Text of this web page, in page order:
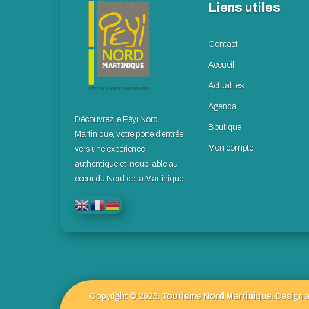
Découvrez le Péyi Nord
Martinique, votre porte d’entrée
vers une expérience
authentique et inoubliable au
cœur du Nord de la Martinique.
Liens utiles
Contact
Accueil
Actualités
Agenda
Boutique
Mon compte
Copyright © 2025. Tourisme Nord Martinique.Design